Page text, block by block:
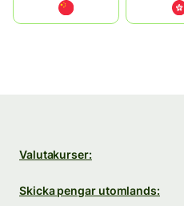
中國香港特別行政區
Valutakurser:
Skicka pengar utomlands: